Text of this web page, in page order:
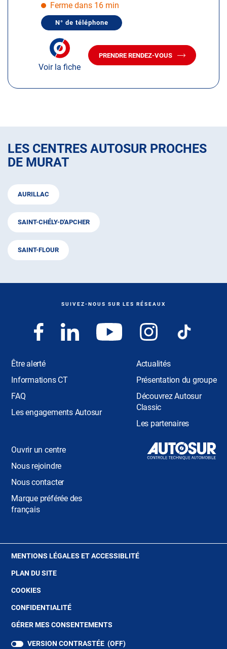
informations
Ferme dans 16 min
N° de téléphone
AFFICHER
TÉLÉPHONE
MURAT
Voir la fiche
PRENDRE RENDEZ-VOUS
AVEC
LES CENTRES AUTOSUR PROCHES
DE MURAT
AURILLAC
SAINT-CHÉLY-D'APCHER
SAINT-FLOUR
SUIVEZ-NOUS SUR LES RÉSEAUX
Être alerté
Informations CT
FAQ
Les engagements Autosur
Actualités
Présentation du groupe
Découvrez Autosur
Classic
Les partenaires
Ouvrir un centre
Nous rejoindre
Nous contacter
Marque préférée des
français
MENTIONS LÉGALES ET ACCESSIBLITÉ(OUVRE
PLAN DU SITE
COOKIES
UNE
FENÊTRE)
CONFIDENTIALITÉ(OUVRE
UNE
FENÊTRE)
GÉRER MES CONSENTEMENTS
VERSION CONTRASTÉE (OFF)